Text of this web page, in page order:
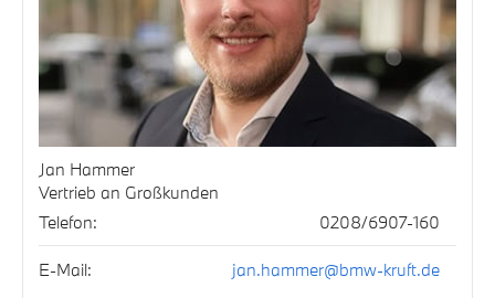
Jan Hammer
Vertrieb an Großkunden
Telefon:
0208/6907-160
E-Mail: jan.hammer@bmw-kruft.de